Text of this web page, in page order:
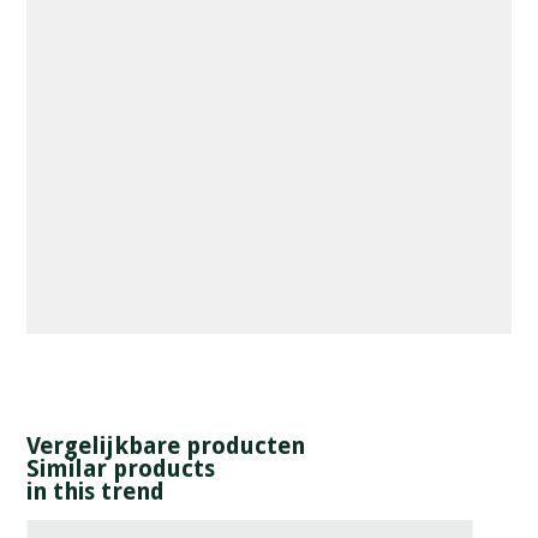
Vergelijkbare producten
Similar products
in this trend